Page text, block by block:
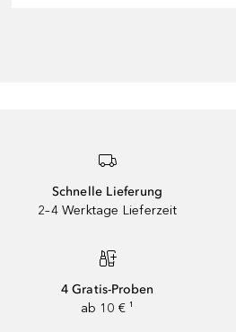
Schnelle Lieferung
2–4 Werktage Lieferzeit
4 Gratis-Proben
ab 10 € ¹